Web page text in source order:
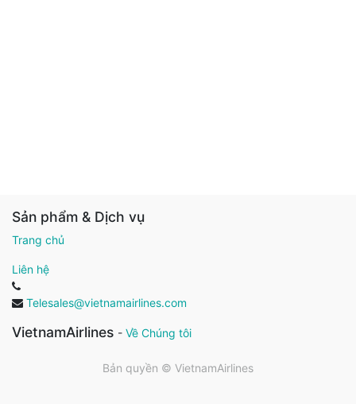
Sản phẩm & Dịch vụ
Trang chủ
Liên hệ
Telesales@vietnamairlines.com
VietnamAirlines - Về Chúng tôi
Bản quyền © VietnamAirlines